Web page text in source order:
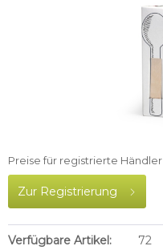
Preise für registrierte Händler
Zur Registrierung
Verfügbare Artikel:
72